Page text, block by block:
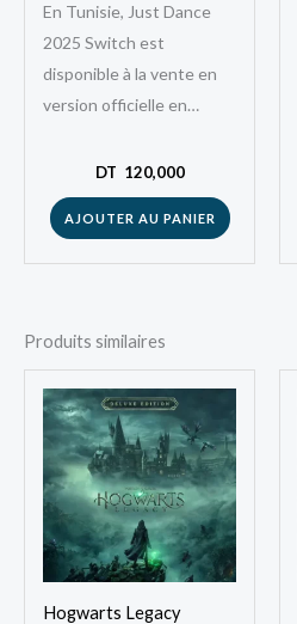
En Tunisie, Just Dance
2025 Switch est
disponible à la vente en
version officielle en
séduit les joueurs
tunisiens grâce…
DT 120,000
AJOUTER AU PANIER
Produits similaires
Hogwarts Legacy